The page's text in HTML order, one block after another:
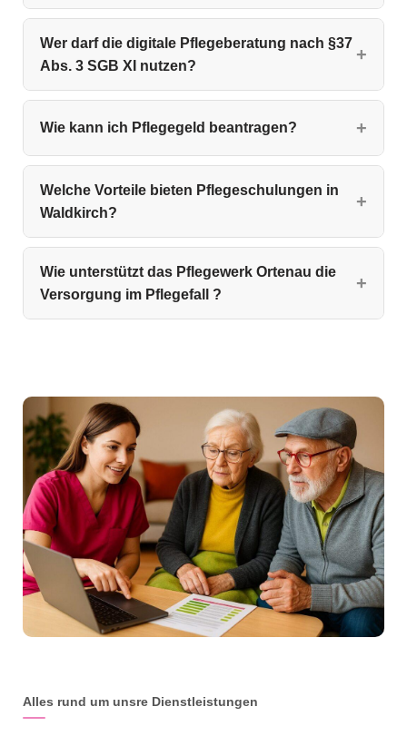
Wer darf die digitale Pflegeberatung nach §37
Abs. 3 SGB XI nutzen?
Wie kann ich Pflegegeld beantragen?
Welche Vorteile bieten Pflegeschulungen in
Waldkirch?
Wie unterstützt das Pflegewerk Ortenau die
Versorgung im Pflegefall ?
Alles rund um unsre Dienstleistungen